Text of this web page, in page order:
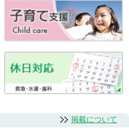
掲載について